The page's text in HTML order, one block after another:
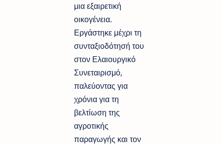
μια εξαιρετική
οικογένεια.
Εργάστηκε μέχρι τη
συνταξιοδότησή του
στον Ελαιουργικό
Συνεταιρισμό,
παλεύοντας για
χρόνια για τη
βελτίωση της
αγροτικής
παραγωγής και τον